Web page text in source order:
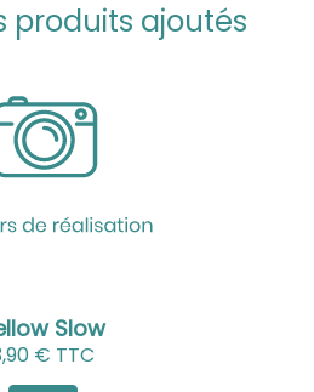
produits ajoutés
Slow
€ TTC